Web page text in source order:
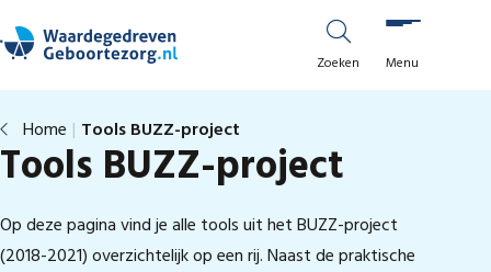
Ga naar de inhoud
Zoeken Menu
Home Tools BUZZ-project
Tools BUZZ-project
Op deze pagina vind je alle tools uit het BUZZ-project
(2018-2021) overzichtelijk op een rij. Naast de praktische